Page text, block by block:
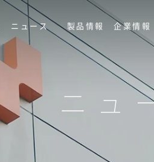
ニュース 製品情報 企業情報
ニュ